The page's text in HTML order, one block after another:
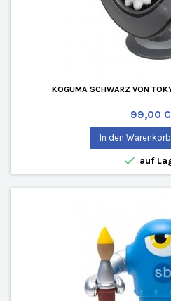
KOGUMA SCHWARZ VON
Preis
99,00
In den Warenkorb
 auf